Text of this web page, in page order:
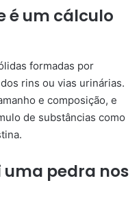
é um cálculo
formadas por
rins ou vias urinárias.
e composição, e
de substâncias como
uma pedra nos